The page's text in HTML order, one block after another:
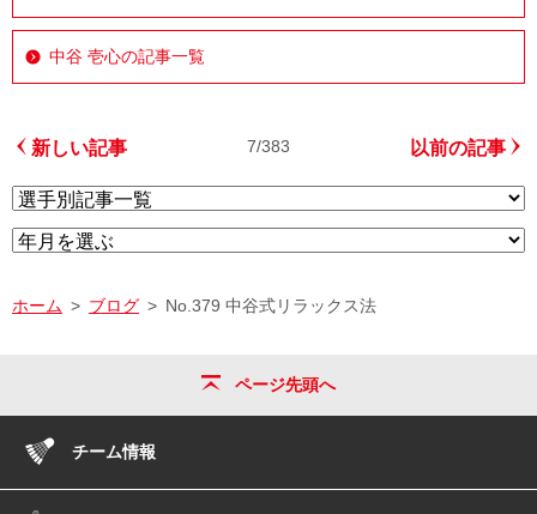
中谷 壱心の記事一覧
新しい記事 以前の記事
7/383
ホーム ブログ No.379 中谷式リラックス法
ページ先頭へ
チーム情報